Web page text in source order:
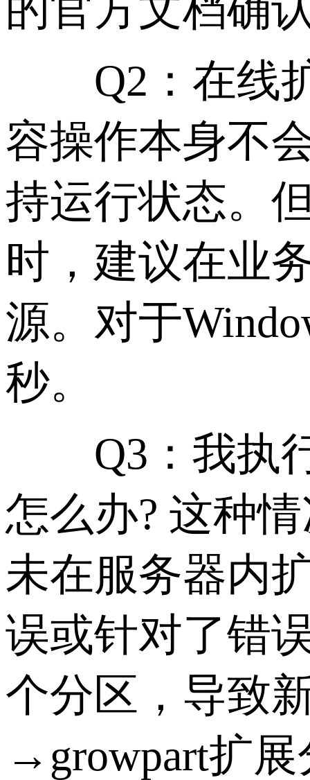
Q2：在线扩
容操作本身不
持运行状态。
时，建议在业
源。对于
秒。
Q3：我执行
怎么办? 这种
未在服务器内
误或针对了错
个分区，导致
→growpart扩